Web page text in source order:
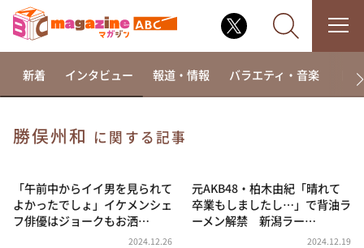
相席食堂
これ余談なんですけど・・・
～人生密着トークバラエティ！～ やすとものいたっ
新着 インタビュー 報道・情報 バラエティ・音楽 ド
勝俣州和 に関する記事
「午前中からイイ男を見られて
よかったでしょ」イケメンシェ
フ俳優はジョークもお洒…
2024.12.26
元AKB48・柏⽊由紀「晴れて
卒業もしましたし…」で背油ラ
ーメン解禁 新潟ラー…
2024.12.19